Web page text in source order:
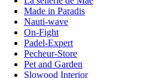
Made in Paradis
Nauti-wave
On-Fight
Padel-Expert
Pecheur-Store
Pet and Garden
Slowood Interior